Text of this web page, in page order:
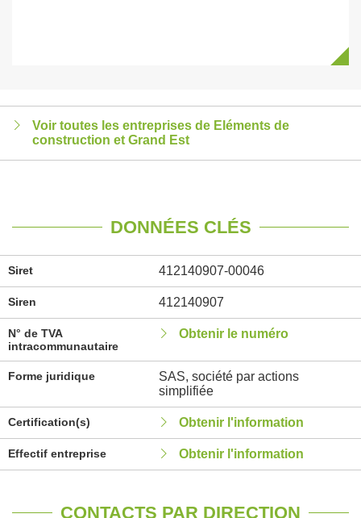
Voir toutes les entreprises de Eléments de
construction et Grand Est
DONNÉES CLÉS
Siret 412140907-00046
Siren 412140907
N° de TVA
intracommunautaire
Obtenir le numéro
Forme juridique
SAS, société par actions
simplifiée
Certification(s) Obtenir l'information
Effectif entreprise Obtenir l'information
CONTACTS PAR DIRECTION